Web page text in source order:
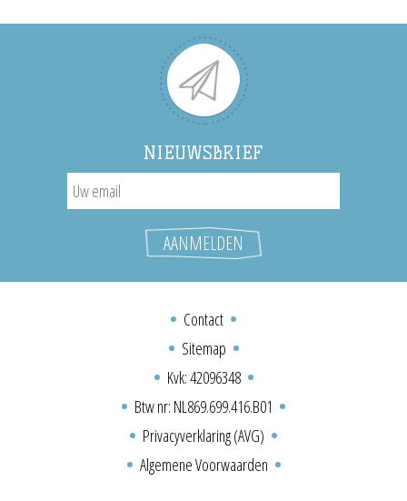
NIEUWSBRIEF
Contact
Sitemap
Kvk: 42096348
Btw nr: NL869.699.416.B01
Privacyverklaring (AVG)
Algemene Voorwaarden